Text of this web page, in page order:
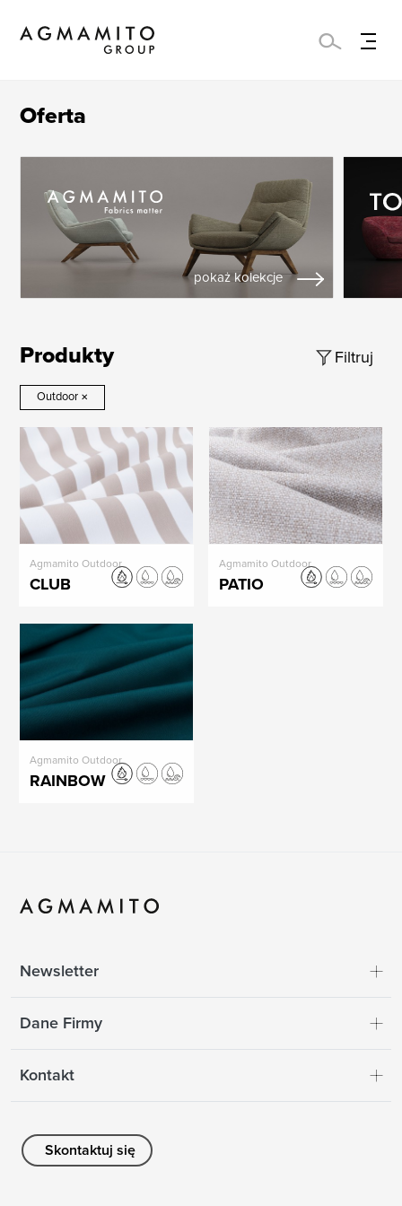
Oferta
pokaż kolekcje
Produkty Filtruj
Outdoor ×
Agmamito Outdoor
CLUB
Agmamito Outdoor
PATIO
Agmamito Outdoor
RAINBOW
Newsletter
Dane Firmy
Kontakt
Skontaktuj się